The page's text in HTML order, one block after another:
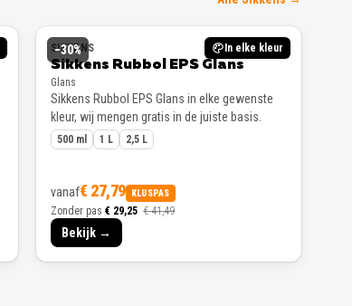
−30% In elke kleur
SIKKENS
Sikkens Rubbol EPS Glans
Glans
Sikkens Rubbol EPS Glans in elke gewenste
kleur, wij mengen gratis in de juiste basis.
500 ml 1 L 2,5 L
vanaf€ 27,79 KLUSPAS
Zonder pas € 29,25 € 41,49
Bekijk →